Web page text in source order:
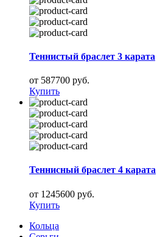
Теннистый браслет 3 карата
от 587700 руб.
Купить
Теннисный браслет 4 карата
от 1245600 руб.
Купить
Кольца